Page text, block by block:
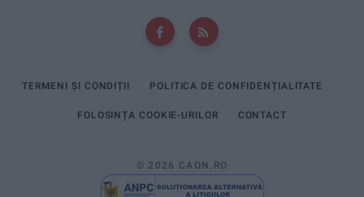
TERMENI ȘI CONDIȚII POLITICA DE CONFIDENȚIALITATE
FOLOSINȚA COOKIE-URILOR CONTACT
© 2026 CAON.RO